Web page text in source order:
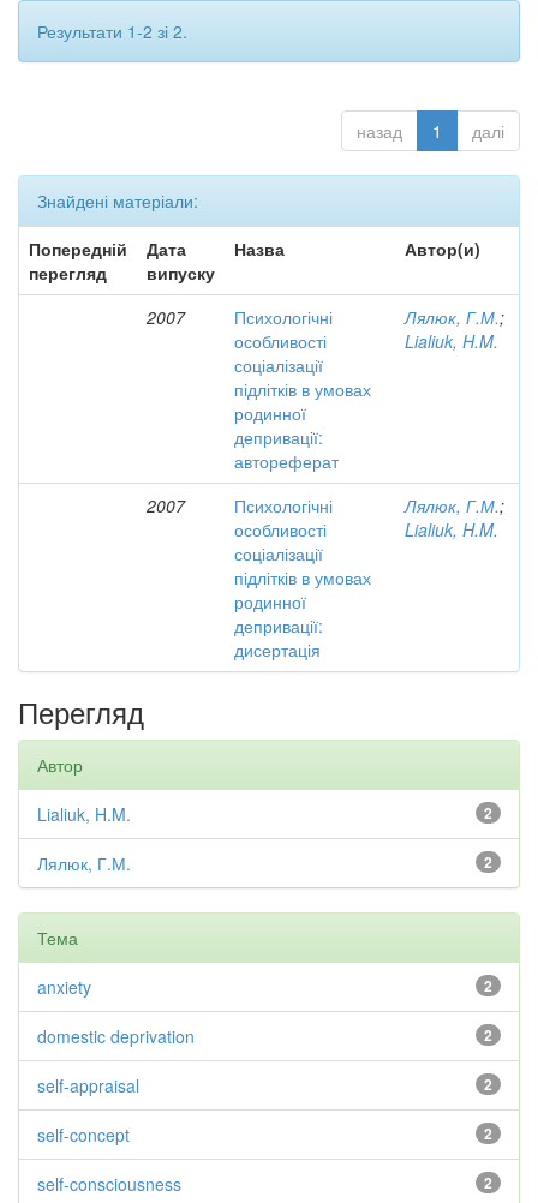
Результати 1-2 зі 2.
назад 1 далі
Знайдені матеріали:
Попередній
перегляд
Дата
випуску
Назва Автор(и)
2007
Психологічні
особливості
соціалізації
підлітків в умовах
родинної
депривації:
автореферат
Лялюк, Г.М.;
Lialiuk, H.M.
2007
Психологічні
особливості
соціалізації
підлітків в умовах
родинної
депривації:
дисертація
Лялюк, Г.М.;
Lialiuk, H.M.
Перегляд
Автор
2
Lialiuk, H.M.
2
Лялюк, Г.М.
Тема
2
anxiety
2
domestic deprivation
2
self-appraisal
2
self-concept
2
self-consciousness